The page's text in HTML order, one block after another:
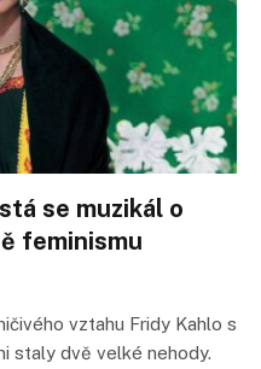
se muzikál o
feminismu
vztahu Fridy Kahlo s
staly dvě velké nehody.